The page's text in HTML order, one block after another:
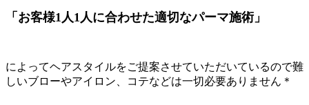
「お客様1人1人に合わせた適切なパーマ施術」
によってヘアスタイルをご提案させていただいているので難
しいブローやアイロン、コテなどは一切必要ありません＊